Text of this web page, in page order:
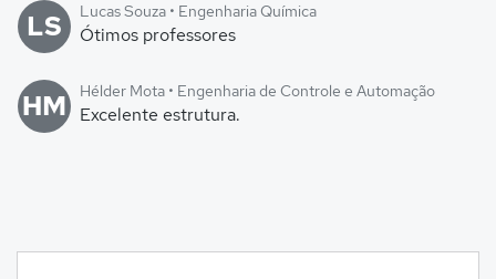
LS Lucas Souza • Engenharia Química
Ótimos professores
HM Hélder Mota • Engenharia de Controle e Automação
Excelente estrutura.